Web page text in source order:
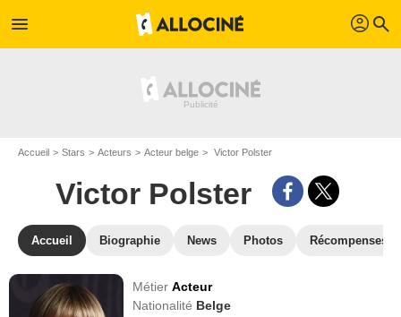
menu profil search
Accueil Stars Acteurs Acteur belge Victor Polster
Victor Polster
Accueil Biographie News Photos Récompenses
MétierActeur
Nationalité Belge